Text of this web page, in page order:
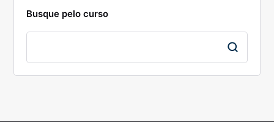
Busque pelo curso